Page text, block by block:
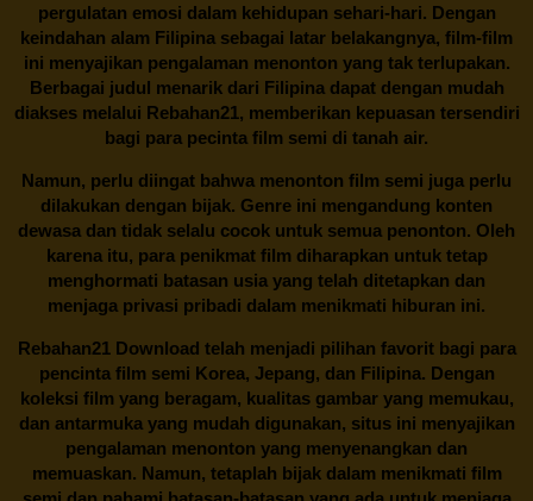
pergulatan emosi dalam kehidupan sehari-hari. Dengan
keindahan alam Filipina sebagai latar belakangnya, film-film
ini menyajikan pengalaman menonton yang tak terlupakan.
Berbagai judul menarik dari Filipina dapat dengan mudah
diakses melalui Rebahan21, memberikan kepuasan tersendiri
bagi para pecinta film semi di tanah air.
Namun, perlu diingat bahwa menonton film semi juga perlu
dilakukan dengan bijak. Genre ini mengandung konten
dewasa dan tidak selalu cocok untuk semua penonton. Oleh
karena itu, para penikmat film diharapkan untuk tetap
menghormati batasan usia yang telah ditetapkan dan
menjaga privasi pribadi dalam menikmati hiburan ini.
Rebahan21Download telah menjadi pilihan favorit bagi para
pencinta film semi Korea, Jepang, dan Filipina. Dengan
koleksi film yang beragam, kualitas gambar yang memukau,
dan antarmuka yang mudah digunakan, situs ini menyajikan
pengalaman menonton yang menyenangkan dan
memuaskan. Namun, tetaplah bijak dalam menikmati film